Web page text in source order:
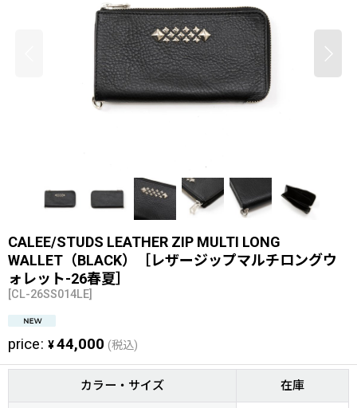
CALEE/STUDS LEATHER ZIP MULTI LONG
WALLET（BLACK）［レザージップマルチロングウ
ォレット-26春夏］
[CL-26SS014LE]
price: ¥44,000 (税込)
カラー・サイズ 在庫